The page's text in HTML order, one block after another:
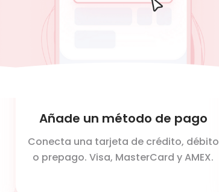
Añade un método de pago
Conecta una tarjeta de crédito, débito
o prepago. Visa, MasterCard y AMEX.